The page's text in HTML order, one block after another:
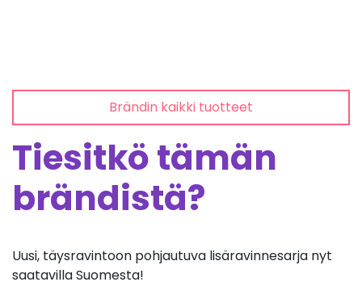
Brändin kaikki tuotteet
Tiesitkö tämän
brändistä?
Uusi, täysravintoon pohjautuva lisäravinnesarja nyt
saatavilla Suomesta!